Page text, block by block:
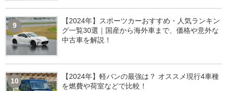
9
【2024年】スポーツカーおすすめ・人気ランキン
グ一覧30選｜国産から海外車まで、価格や意外な
中古車を解説！
10
【2024年】軽バンの最強は？ オススメ現行4車種
を燃費や荷室などで比較！